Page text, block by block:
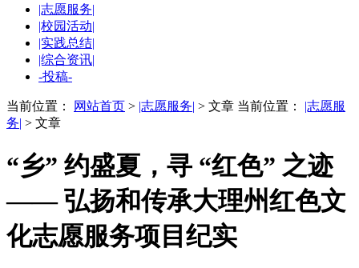
|志愿服务|
|校园活动|
|实践总结|
|综合资讯|
-投稿-
当前位置： 网站首页 > |志愿服务| > 文章 当前位置： |志愿服
务| > 文章
“乡” 约盛夏，寻 “红色” 之迹
—— 弘扬和传承大理州红色文
化志愿服务项目纪实